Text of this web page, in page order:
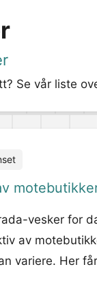
Se vår liste
vesker for
av
variere. Her